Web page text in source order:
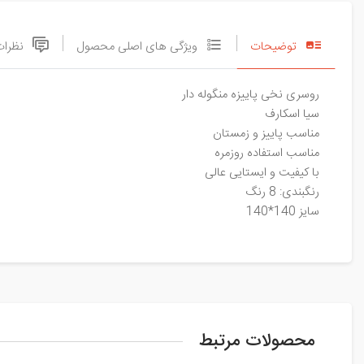
توضیحات ویژگی های اصلی محصول
روسری نخی پاییزه منگوله دار
سیا اسکارف
مناسب پاییز و زمستان
مناسب استفاده روزمره
با کیفیت و ایستایی عالی
رنگبندی: 8 رنگ
سایز 140*140
محصولات مرتبط